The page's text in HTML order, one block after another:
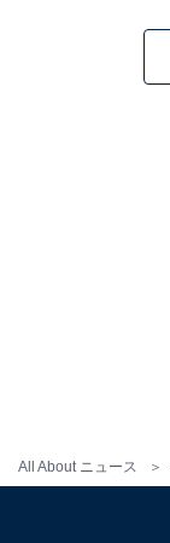
All About ニュース